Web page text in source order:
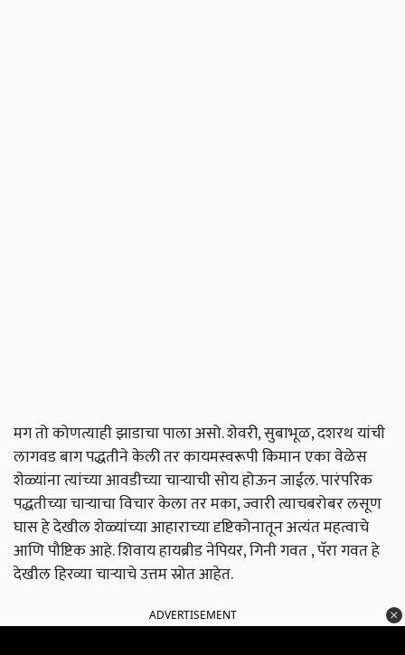
मग तो कोणत्याही झाडाचा पाला असो. शेवरी, सुबाभूळ, दशरथ यांची
लागवड बाग पद्धतीने केली तर कायमस्वरूपी किमान एका वेळेस
शेळ्यांना त्यांच्या आवडीच्या चाऱ्याची सोय होऊन जाईल. पारंपरिक
पद्धतीच्या चाऱ्याचा विचार केला तर मका, ज्वारी त्याचबरोबर लसूण
घास हे देखील शेळ्यांच्या आहाराच्या दृष्टिकोनातून अत्यंत महत्वाचे
आणि पौष्टिक आहे. शिवाय हायब्रीड नेपियर, गिनी गवत , पॅरा गवत हे
देखील हिरव्या चाऱ्याचे उत्तम स्रोत आहेत.
ADVERTISEMENT